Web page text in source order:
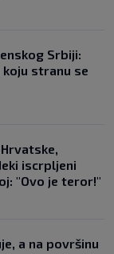
Srbiji:
koju stranu se
iscrpljeni
"Ovo je teror!"
a na površinu